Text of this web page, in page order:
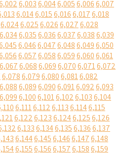
6,0036,0046,0056,0066,007
6,0146,0156,0166,0176,018
6,0246,0256,0266,0276,028
6,0346,0356,0366,0376,0386,039
6,0466,0476,0486,0496,050
6,0576,0586,0596,0606,061
6,0676,0686,0696,0706,0716,072
6,0786,0796,0806,0816,082
6,0886,0896,0906,0916,0926,093
6,0996,1006,1016,1026,1036,104
6,1116,1126,1136,1146,115
6,1226,1236,1246,1256,126
6,1336,1346,1356,1366,137
6,1446,1456,1466,1476,148
6,1556,1566,1576,1586,159